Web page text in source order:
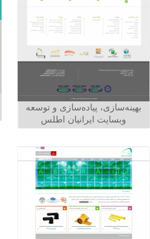
بهینه‌سازی، پیاده‌سازی و توسعه
وبسایت ایرانیان اطلس